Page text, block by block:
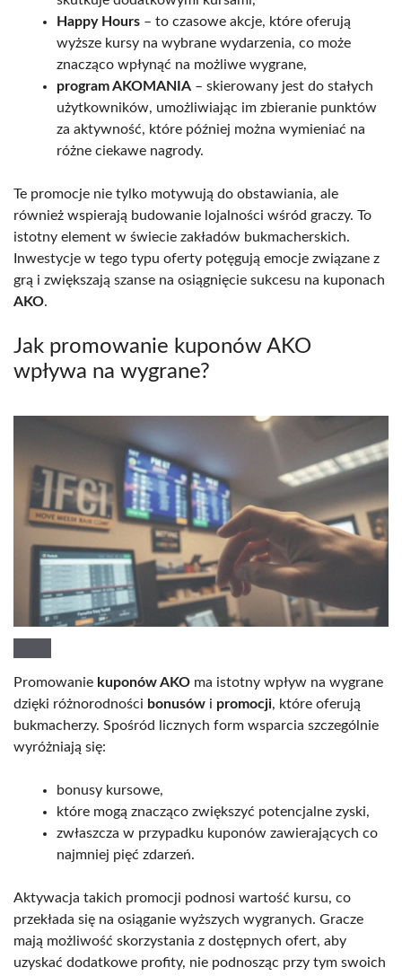
Happy Hours – to czasowe akcje, które oferują
wyższe kursy na wybrane wydarzenia, co może
znacząco wpłynąć na możliwe wygrane,
program AKOMANIA – skierowany jest do stałych
użytkowników, umożliwiając im zbieranie punktów
za aktywność, które później można wymieniać na
różne ciekawe nagrody.
Te promocje nie tylko motywują do obstawiania, ale
również wspierają budowanie lojalności wśród graczy. To
istotny element w świecie zakładów bukmacherskich.
Inwestycje w tego typu oferty potęgują emocje związane z
grą i zwiększają szanse na osiągnięcie sukcesu na kuponach
AKO.
Jak promowanie kuponów AKO
wpływa na wygrane?
Promowanie kuponów AKO ma istotny wpływ na wygrane
dzięki różnorodności bonusów i promocji, które oferują
bukmacherzy. Spośród licznych form wsparcia szczególnie
wyróżniają się:
bonusy kursowe,
które mogą znacząco zwiększyć potencjalne zyski,
zwłaszcza w przypadku kuponów zawierających co
najmniej pięć zdarzeń.
Aktywacja takich promocji podnosi wartość kursu, co
przekłada się na osiąganie wyższych wygranych. Gracze
mają możliwość skorzystania z dostępnych ofert, aby
uzyskać dodatkowe profity, nie podnosząc przy tym swoich